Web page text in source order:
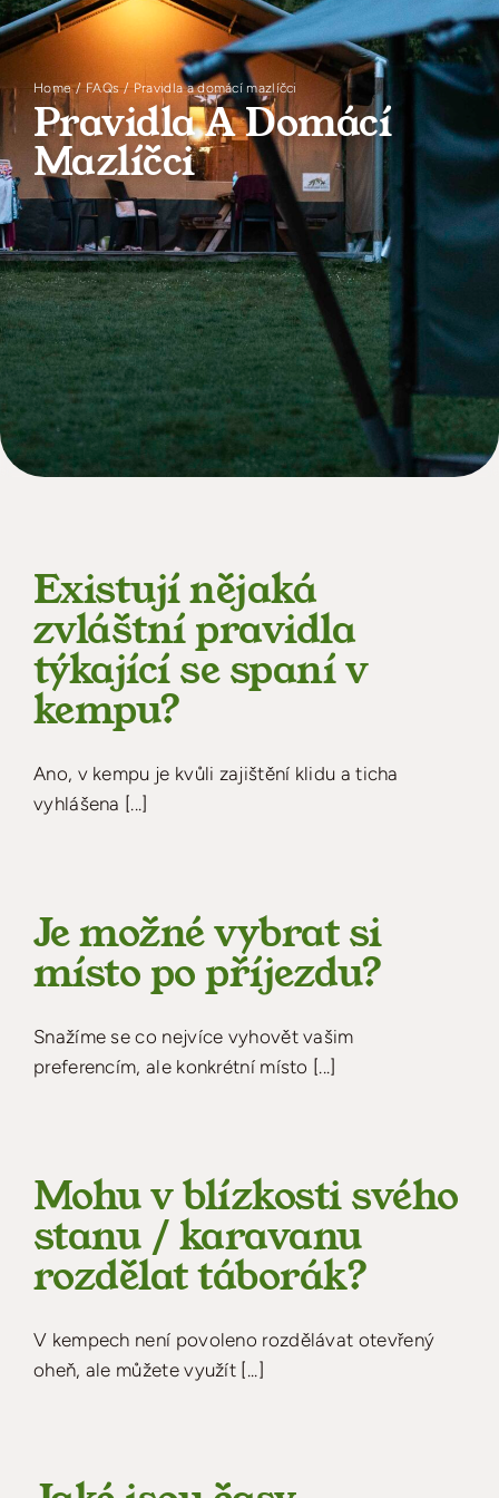
Vyhledávání a rezervace
Home FAQs Pravidla a domácí mazlíčci
Pravidla A Domácí
Mazlíčci
Existují nějaká
zvláštní pravidla
týkající se spaní v
kempu?
Ano, v kempu je kvůli zajištění klidu a ticha
vyhlášena [...]
Je možné vybrat si
místo po příjezdu?
Snažíme se co nejvíce vyhovět vašim
preferencím, ale konkrétní místo [...]
Mohu v blízkosti svého
stanu / karavanu
rozdělat táborák?
V kempech není povoleno rozdělávat otevřený
oheň, ale můžete využít [...]